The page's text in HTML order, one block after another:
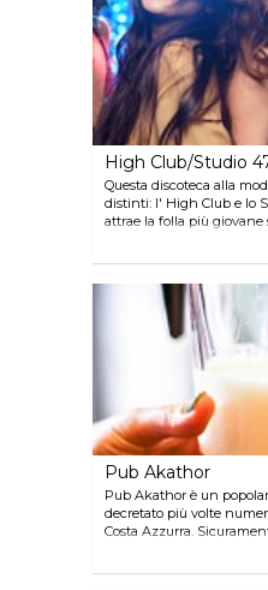
High Club/Studio
Questa discoteca alla
distinti: l' High Club e lo
attrae la folla più
Studio 47 è più
Club ospita alcuni dei
hip-hop e fare festa fino
Pub Akathor
Pub Akathor è un
decretato più volte
Costa Azzurra.
dovuto alla musica dal
birra che esaltano la